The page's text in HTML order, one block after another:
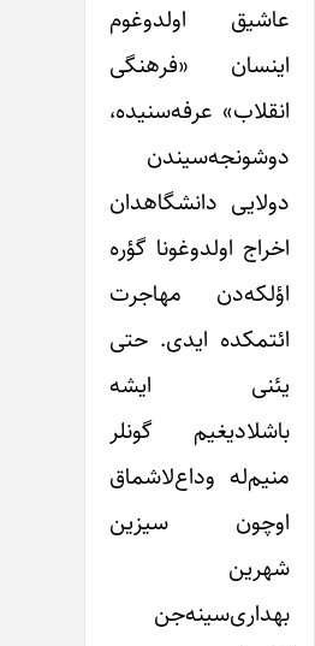
عاشیق اولدوغوم
اینسان «فرهنگی
انقلاب»‌ عرفه‌سنیده،
دوشونجه‌سیندن
دولایی دانشگاهدان
اخراج اولدوغونا گؤره
اؤلکه‌دن مهاجرت
ائتمکده ایدی. حتی
یئنی ایشه
باشلادیغیم گونلر
منیم‌له وداع‌لاشماق
اوچون سیزین
شهرین
بهداری‌سینه‌جن